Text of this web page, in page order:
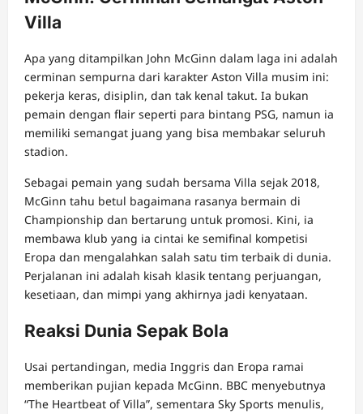
Villa
Apa yang ditampilkan John McGinn dalam laga ini adalah
cerminan sempurna dari karakter Aston Villa musim ini:
pekerja keras, disiplin, dan tak kenal takut. Ia bukan
pemain dengan flair seperti para bintang PSG, namun ia
memiliki semangat juang yang bisa membakar seluruh
stadion.
Sebagai pemain yang sudah bersama Villa sejak 2018,
McGinn tahu betul bagaimana rasanya bermain di
Championship dan bertarung untuk promosi. Kini, ia
membawa klub yang ia cintai ke semifinal kompetisi
Eropa dan mengalahkan salah satu tim terbaik di dunia.
Perjalanan ini adalah kisah klasik tentang perjuangan,
kesetiaan, dan mimpi yang akhirnya jadi kenyataan.
Reaksi Dunia Sepak Bola
Usai pertandingan, media Inggris dan Eropa ramai
memberikan pujian kepada McGinn. BBC menyebutnya
“The Heartbeat of Villa”, sementara Sky Sports menulis,